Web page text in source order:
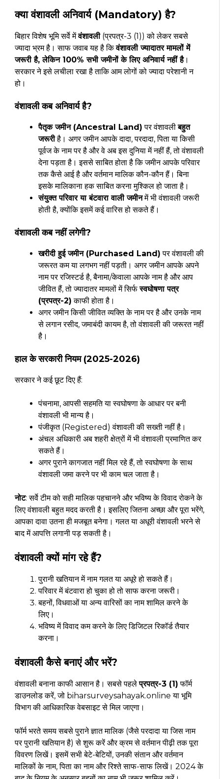
क्या वंशावली अनिवार्य (Mandatory) है?
बिहार विशेष भूमि सर्वे मेंवंशावली(प्रपत्र-3 (1)) को लेकर सबसे
ज्यादा भ्रम है। साफ जवाब यह है किवंशावली ज्यादातर मामलों में
जरूरी है, लेकिन 100% सभी जमीनों के लिए अनिवार्य नहीं है।
सरकार ने इसे लचीला रखा है ताकि आम लोगों को ज्यादा परेशानी न
हो।
वंशावली कब अनिवार्य है?
पैतृक जमीन (Ancestral Land) पर वंशावलीबहुत
जरूरीहै। अगर जमीन आपके दादा, परदादा, पिता या किसी
पूर्वज के नाम पर है और वे अब इस दुनिया में नहीं हैं, तो वंशावली
देना पड़ता है। इससे साबित होता है कि जमीन आपके परिवार
तक कैसे आई है और वर्तमान मालिक कौन-कौन हैं। बिना
इसके मालिकाना हक साबित करना मुश्किल हो जाता है।
संयुक्त परिवार या बंटवारा वाली जमीनमें भी वंशावली जरूरी
होती है, क्योंकि इसमें कई वारिस हो सकते हैं।
वंशावली कब नहीं लगेगी?
खरीदी हुई जमीन (Purchased Land) पर वंशावली की
जरूरत कम या लगभग नहीं पड़ती। अगर जमीन आपके अपने
नाम पर रजिस्टर्ड है, बैनामा/केवाला आपके नाम है और आप
जीवित हैं, तो ज्यादातर मामलों में सिर्फस्वघोषणा पत्र
(प्रपत्र-2) काफी होता है।
अगर जमीन किसी जीवित व्यक्ति के नाम पर है और उनके नाम
से लगान रसीद, जमाबंदी कायम है, तो वंशावली की जरूरत नहीं
है।
हाल के सरकारी नियम (2025-2026)
सरकार ने कई छूट दिए हैं:
पंचनामा, आपसी सहमति या स्वघोषणा के आधार पर बनी
वंशावली भी मान्य है।
पंजीकृत (Registered) वंशावली की सख्ती नहीं है।
अंचल अधिकारी अब शहरी क्षेत्रों में भी वंशावली प्रमाणित कर
सकते हैं।
अगर पुराने कागजात नहीं मिल रहे हैं, तो स्वघोषणा के साथ
वंशावली जमा करने पर भी काम चल जाता है।
नोट: सर्वे टीम को सही मालिक पहचानने और भविष्य के विवाद रोकने के
लिए वंशावली बहुत मदद करती है। इसलिए जितना अच्छा और पूरा भरेंगे,
आपका दावा उतना ही मजबूत बनेगा। गलत या अधूरी वंशावली भरने से
बाद में आपत्ति लगानी पड़ सकती है।
वंशावली क्यों मांग रहे हैं?
पुरानी खतियान में नाम गलत या अधूरे हो सकते हैं।
परिवार में बंटवारा हो चुका हो तो साफ करना जरूरी।
बहनों, विधवाओं या अन्य वारिसों का नाम शामिल करने के
लिए।
भविष्य में विवाद कम करने के लिए डिजिटल रिकॉर्ड तैयार
करना।
वंशावली कैसे बनाएं और भरें?
वंशावली बनाना काफी आसान है। सबसे पहलेप्रपत्र-3 (1) फॉर्म
डाउनलोड करें, जो biharsurveysahayak.online या भूमि
विभाग की आधिकारिक वेबसाइट से मिल जाएगा।
फॉर्म भरते समय सबसे पुराने ज्ञात मालिक (जैसे परदादा या जिस नाम
पर पुरानी खतियान है) से शुरू करें और क्रम से वर्तमान पीढ़ी तक पूरा
विवरण लिखें। इसमें सभी बेटे-बेटियों, उनकी संतान और वर्तमान
मालिकों के नाम, पिता का नाम और रिश्ते साफ-साफ लिखें। 2024 के